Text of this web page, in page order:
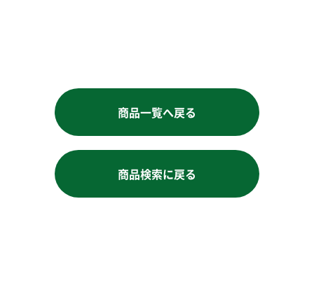
商品一覧へ戻る
商品検索に戻る